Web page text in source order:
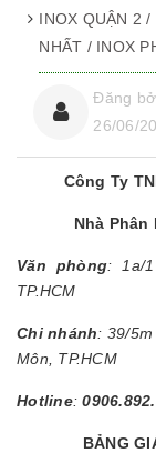
INOX QUẬN 2
NHẤT / INOX
Đăng
26/06/
Công Ty
Nhà Phân
Văn phòng: 1a/
TP.HCM
Chi nhánh: 39/
Môn, TP.HCM
Hotline:
BẢNG